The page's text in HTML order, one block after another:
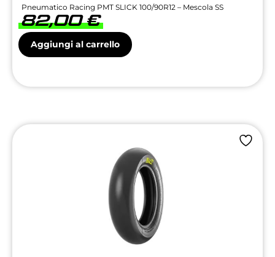
Pneumatico Racing PMT SLICK 100/90R12 – Mescola SS
82,00€
Aggiungi al carrello